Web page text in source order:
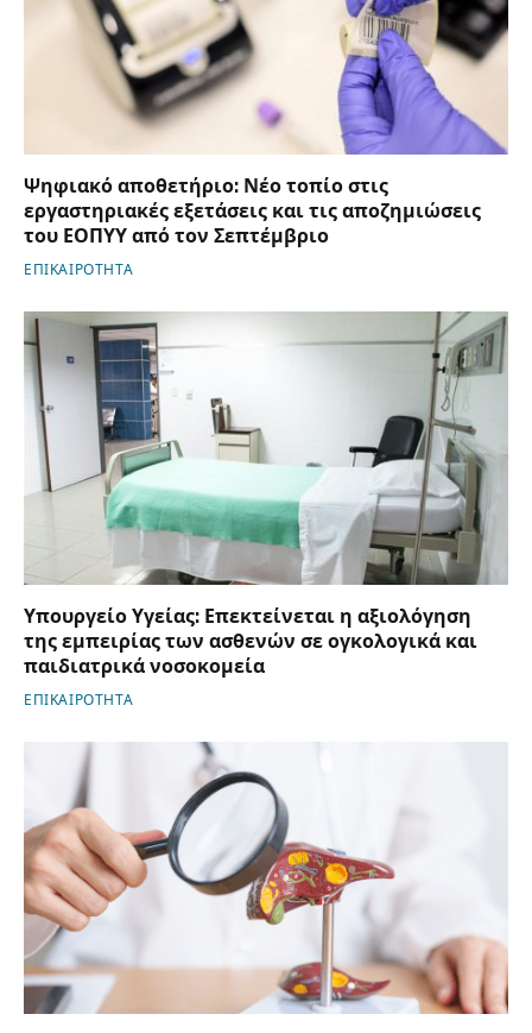
Ψηφιακό αποθετήριο: Νέο τοπίο στις
εργαστηριακές εξετάσεις και τις αποζημιώσεις
του ΕΟΠΥΥ από τον Σεπτέμβριο
ΕΠΙΚΑΙΡΟΤΗΤΑ
Υπουργείο Υγείας: Επεκτείνεται η αξιολόγηση
της εμπειρίας των ασθενών σε ογκολογικά και
παιδιατρικά νοσοκομεία
ΕΠΙΚΑΙΡΟΤΗΤΑ